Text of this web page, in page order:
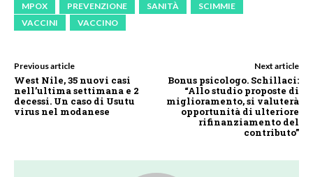
MPOX PREVENZIONE SANITÀ
SCIMMIE
VACCINI
VACCINO
Previous article
West Nile, 35 nuovi casi
nell’ultima settimana e 2
decessi. Un caso di Usutu
virus nel modanese
Next article
Bonus psicologo. Schillaci:
“Allo studio proposte di
miglioramento, si valuterà
opportunità di ulteriore
rifinanziamento del
contributo”